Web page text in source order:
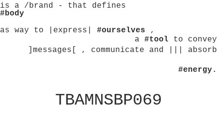
is a /brand - that defines
#body
as way to |express| #ourselves
,
a #tool to convey
]messages[ , communicate and ||| absorb
#energy.
TBAMNSBP069